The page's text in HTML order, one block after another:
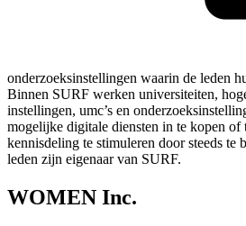
onderzoeksinstellingen waarin de leden
Binnen SURF werken universiteiten,
instellingen, umc’s en
mogelijke digitale diensten in te kopen
kennisdeling te stimuleren door steeds te
leden zijn eigenaar van SURF.
WOMEN Inc.